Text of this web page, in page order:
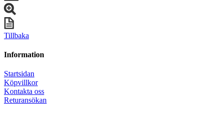
Tillbaka
Information
Startsidan
Köpvillkor
Kontakta oss
Returansökan